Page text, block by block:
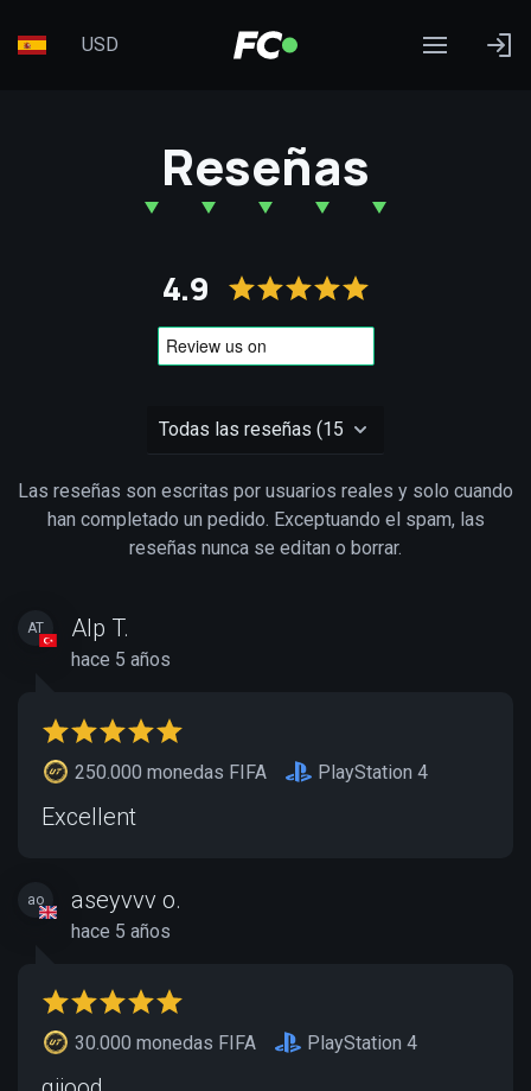
USD
Reseñas
4.9
Las reseñas son escritas por usuarios reales y solo cuando
han completado un pedido. Exceptuando el spam, las
reseñas nunca se editan o borrar.
AT Alp T.
hace 5 años
250.000 monedas FIFA PlayStation 4
Excellent
ao aseyvvv o.
hace 5 años
30.000 monedas FIFA PlayStation 4